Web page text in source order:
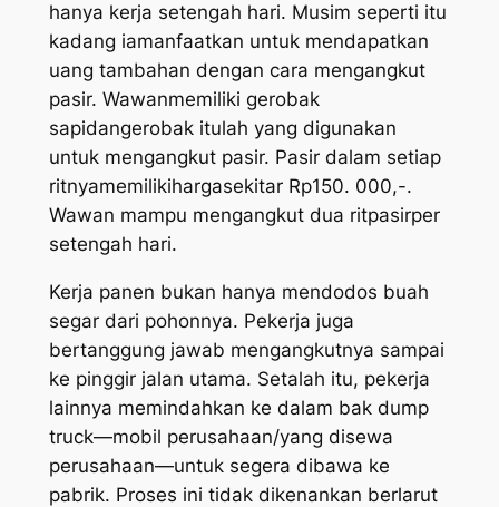
hanya kerja setengah hari. Musim seperti itu
kadang iamanfaatkan untuk mendapatkan
uang tambahan dengan cara mengangkut
pasir. Wawanmemiliki gerobak
sapidangerobak itulah yang digunakan
untuk mengangkut pasir. Pasir dalam setiap
ritnyamemilikihargasekitar Rp150. 000,-.
Wawan mampu mengangkut dua ritpasirper
setengah hari.
Kerja panen bukan hanya mendodos buah
segar dari pohonnya. Pekerja juga
bertanggung jawab mengangkutnya sampai
ke pinggir jalan utama. Setalah itu, pekerja
lainnya memindahkan ke dalam bak dump
truck—mobil perusahaan/yang disewa
perusahaan—untuk segera dibawa ke
pabrik. Proses ini tidak dikenankan berlarut